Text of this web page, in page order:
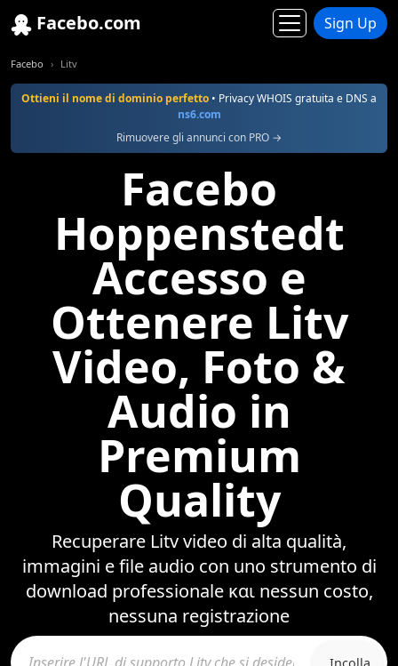
Facebo.com Sign Up
Facebo Litv
Ottieni il nome di dominio perfetto • Privacy WHOIS gratuita e DNS a
ns6.com
Rimuovere gli annunci con PRO →
Facebo
Hoppenstedt
Accesso e
Ottenere Litv
Video, Foto &
Audio in
Premium
Quality
Recuperare Litv video di alta qualità,
immagini e file audio con uno strumento di
download professionale και nessun costo,
nessuna registrazione
Incolla